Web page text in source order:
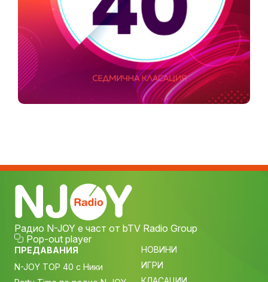
Радио N-JOY е част от bTV Radio Group
Pop-out player
ПРЕДАВАНИЯ
N-JOY TOP 40 с Ники
НОВИНИ
ИГРИ